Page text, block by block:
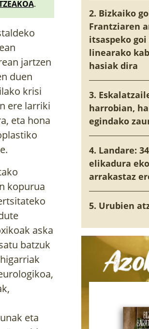
.
jartzen
duen
krisi
ere larriki
eta hona
kopurua
aska
batzuk
eta
2. Bizkaiko
Frantziaren
itsaspeko
linearako
hasiak dira
3.
harrobian,
egindako
4. Landare:
elikadura
arrakastaz
5. Urubien